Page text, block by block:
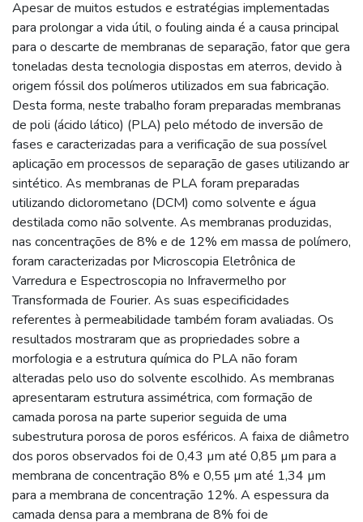
Apesar de muitos estudos e estratégias implementadas
para prolongar a vida útil, o fouling ainda é a causa principal
para o descarte de membranas de separação, fator que gera
toneladas desta tecnologia dispostas em aterros, devido à
origem fóssil dos polímeros utilizados em sua fabricação.
Desta forma, neste trabalho foram preparadas membranas
de poli (ácido lático) (PLA) pelo método de inversão de
fases e caracterizadas para a verificação de sua possível
aplicação em processos de separação de gases utilizando ar
sintético. As membranas de PLA foram preparadas
utilizando diclorometano (DCM) como solvente e água
destilada como não solvente. As membranas produzidas,
nas concentrações de 8% e de 12% em massa de polímero,
foram caracterizadas por Microscopia Eletrônica de
Varredura e Espectroscopia no Infravermelho por
Transformada de Fourier. As suas especificidades
referentes à permeabilidade também foram avaliadas. Os
resultados mostraram que as propriedades sobre a
morfologia e a estrutura química do PLA não foram
alteradas pelo uso do solvente escolhido. As membranas
apresentaram estrutura assimétrica, com formação de
camada porosa na parte superior seguida de uma
subestrutura porosa de poros esféricos. A faixa de diâmetro
dos poros observados foi de 0,43 µm até 0,85 µm para a
membrana de concentração 8% e 0,55 µm até 1,34 µm
para a membrana de concentração 12%. A espessura da
camada densa para a membrana de 8% foi de